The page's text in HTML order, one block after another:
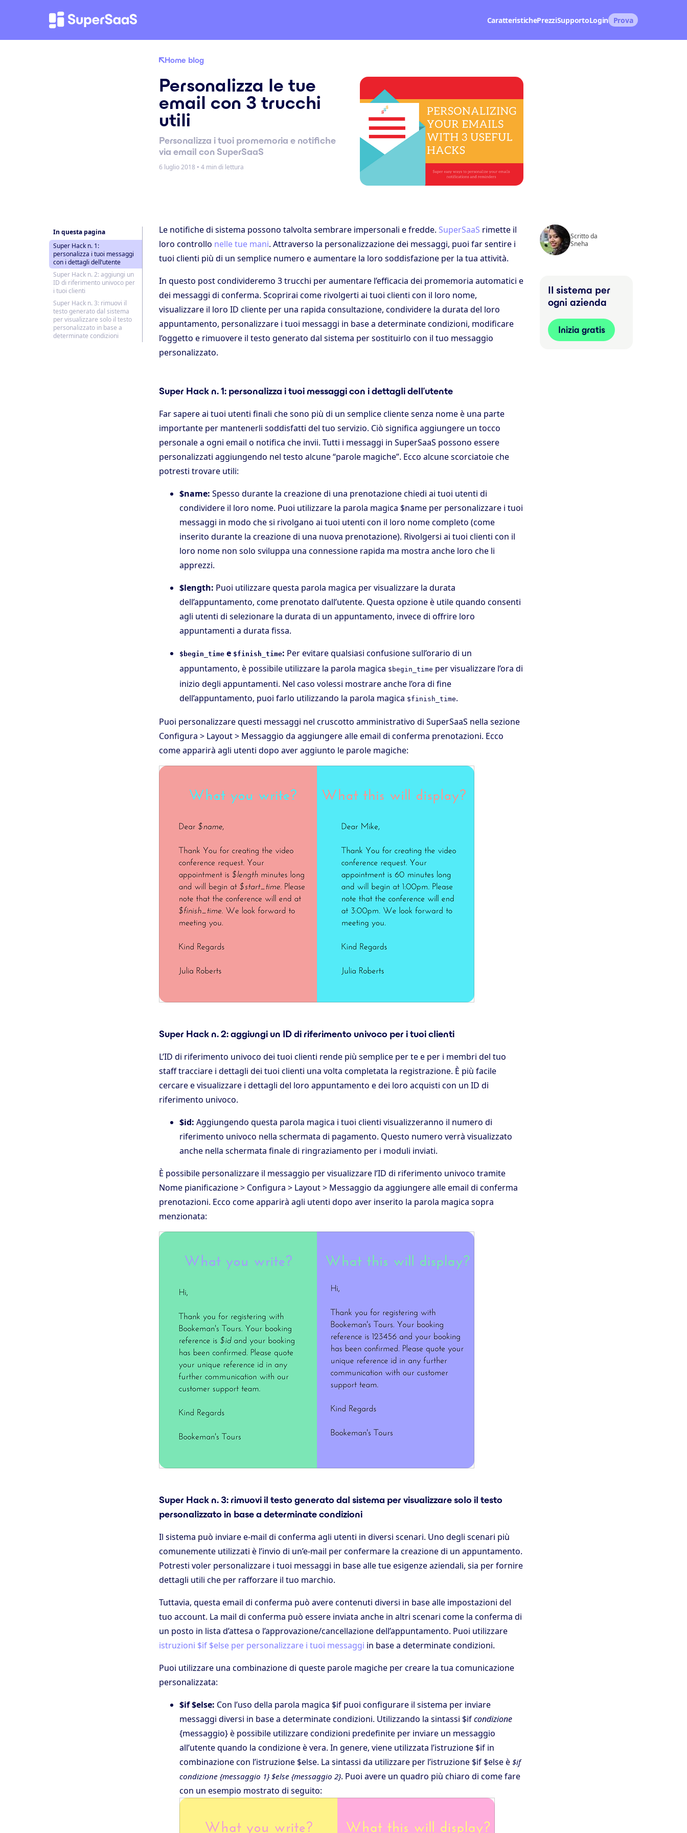
CaratteristichePrezziSupportoLogin Prova
Home blog
Personalizza le tue
email con 3 trucchi
utili
Personalizza i tuoi promemoria e notifiche
via email con SuperSaaS
6 luglio 2018 • 4 min di lettura
In questa pagina
Super Hack n. 1:
personalizza i tuoi messaggi
con i dettagli dell’utente
Super Hack n. 2: aggiungi un
ID di riferimento univoco per
i tuoi clienti
Super Hack n. 3: rimuovi il
testo generato dal sistema
per visualizzare solo il testo
personalizzato in base a
determinate condizioni
Le notifiche di sistema possono talvolta sembrare impersonali e fredde. SuperSaaS rimette il
loro controllo nelle tue mani. Attraverso la personalizzazione dei messaggi, puoi far sentire i
tuoi clienti più di un semplice numero e aumentare la loro soddisfazione per la tua attività.
In questo post condivideremo 3 trucchi per aumentare l’efficacia dei promemoria automatici e
dei messaggi di conferma. Scoprirai come rivolgerti ai tuoi clienti con il loro nome,
visualizzare il loro ID cliente per una rapida consultazione, condividere la durata del loro
appuntamento, personalizzare i tuoi messaggi in base a determinate condizioni, modificare
l’oggetto e rimuovere il testo generato dal sistema per sostituirlo con il tuo messaggio
personalizzato.
Super Hack n. 1: personalizza i tuoi messaggi con i dettagli dell’utente
Far sapere ai tuoi utenti finali che sono più di un semplice cliente senza nome è una parte
importante per mantenerli soddisfatti del tuo servizio. Ciò significa aggiungere un tocco
personale a ogni email o notifica che invii. Tutti i messaggi in SuperSaaS possono essere
personalizzati aggiungendo nel testo alcune “parole magiche”. Ecco alcune scorciatoie che
potresti trovare utili:
$name: Spesso durante la creazione di una prenotazione chiedi ai tuoi utenti di
condividere il loro nome. Puoi utilizzare la parola magica $name per personalizzare i tuoi
messaggi in modo che si rivolgano ai tuoi utenti con il loro nome completo (come
inserito durante la creazione di una nuova prenotazione). Rivolgersi ai tuoi clienti con il
loro nome non solo sviluppa una connessione rapida ma mostra anche loro che li
apprezzi.
$length: Puoi utilizzare questa parola magica per visualizzare la durata
dell’appuntamento, come prenotato dall’utente. Questa opzione è utile quando consenti
agli utenti di selezionare la durata di un appuntamento, invece di offrire loro
appuntamenti a durata fissa.
$begin_timee $finish_time: Per evitare qualsiasi confusione sull’orario di un
appuntamento, è possibile utilizzare la parola magica $begin_time per visualizzare l’ora di
inizio degli appuntamenti. Nel caso volessi mostrare anche l’ora di fine
dell’appuntamento, puoi farlo utilizzando la parola magica $finish_time.
Puoi personalizzare questi messaggi nel cruscotto amministrativo di SuperSaaS nella sezione
Configura > Layout > Messaggio da aggiungere alle email di conferma prenotazioni. Ecco
come apparirà agli utenti dopo aver aggiunto le parole magiche:
Super Hack n. 2: aggiungi un ID di riferimento univoco per i tuoi clienti
L’ID di riferimento univoco dei tuoi clienti rende più semplice per te e per i membri del tuo
staff tracciare i dettagli dei tuoi clienti una volta completata la registrazione. È più facile
cercare e visualizzare i dettagli del loro appuntamento e dei loro acquisti con un ID di
riferimento univoco.
$id: Aggiungendo questa parola magica i tuoi clienti visualizzeranno il numero di
riferimento univoco nella schermata di pagamento. Questo numero verrà visualizzato
anche nella schermata finale di ringraziamento per i moduli inviati.
È possibile personalizzare il messaggio per visualizzare l’ID di riferimento univoco tramite
Nome pianificazione > Configura > Layout > Messaggio da aggiungere alle email di conferma
prenotazioni. Ecco come apparirà agli utenti dopo aver inserito la parola magica sopra
menzionata:
Super Hack n. 3: rimuovi il testo generato dal sistema per visualizzare solo il testo
personalizzato in base a determinate condizioni
Il sistema può inviare e-mail di conferma agli utenti in diversi scenari. Uno degli scenari più
comunemente utilizzati è l’invio di un’e-mail per confermare la creazione di un appuntamento.
Potresti voler personalizzare i tuoi messaggi in base alle tue esigenze aziendali, sia per fornire
dettagli utili che per rafforzare il tuo marchio.
Tuttavia, questa email di conferma può avere contenuti diversi in base alle impostazioni del
tuo account. La mail di conferma può essere inviata anche in altri scenari come la conferma di
un posto in lista d’attesa o l’approvazione/cancellazione dell’appuntamento. Puoi utilizzare
istruzioni $if $else per personalizzare i tuoi messaggi in base a determinate condizioni.
Puoi utilizzare una combinazione di queste parole magiche per creare la tua comunicazione
personalizzata:
$if $else: Con l’uso della parola magica $if puoi configurare il sistema per inviare
messaggi diversi in base a determinate condizioni. Utilizzando la sintassi $ifcondizione
{messaggio} è possibile utilizzare condizioni predefinite per inviare un messaggio
all’utente quando la condizione è vera. In genere, viene utilizzata l’istruzione $if in
combinazione con l’istruzione $else. La sintassi da utilizzare per l’istruzione $if $else è $if
condizione {messaggio 1} $else {messaggio 2}. Puoi avere un quadro più chiaro di come fare
con un esempio mostrato di seguito:
Scritto da
Sneha
Il sistema per
ogni azienda
Inizia gratis